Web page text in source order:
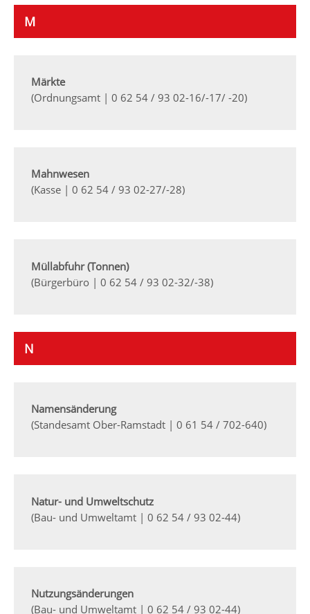
M
Märkte
(Ordnungsamt | 0 62 54 / 93 02-16/-17/ -20)
Mahnwesen
(Kasse | 0 62 54 / 93 02-27/-28)
Müllabfuhr (Tonnen)
(Bürgerbüro | 0 62 54 / 93 02-32/-38)
N
Namensänderung
(Standesamt Ober-Ramstadt | 0 61 54 / 702-640)
Natur- und Umweltschutz
(Bau- und Umweltamt | 0 62 54 / 93 02-44)
Nutzungsänderungen
(Bau- und Umweltamt | 0 62 54 / 93 02-44)